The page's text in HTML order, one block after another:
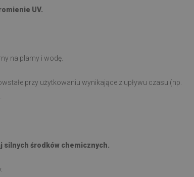
UV.
na plamy i wodę.
przy użytkowaniu wynikające z upływu czasu (np.
silnych środków chemicznych.